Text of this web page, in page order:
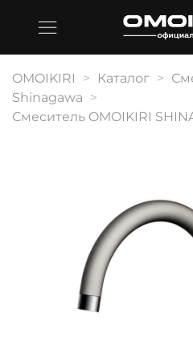
OMOIKIRI Каталог
Shinagawa
Смеситель OMOIKIRI